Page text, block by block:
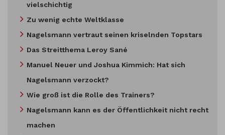
vielschichtig
Zu wenig echte Weltklasse
Nagelsmann vertraut seinen kriselnden Topstars
Das Streitthema Leroy Sané
Manuel Neuer und Joshua Kimmich: Hat sich
Nagelsmann verzockt?
Wie groß ist die Rolle des Trainers?
Nagelsmann kann es der Öffentlichkeit nicht recht
machen